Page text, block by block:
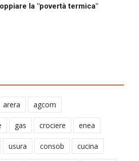
la "povertà termica"
arera agcom
gas crociere enea
usura consob cucina